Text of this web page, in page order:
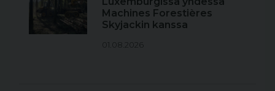
Machines Forestières
Skyjackin kanssa
01.08.2026